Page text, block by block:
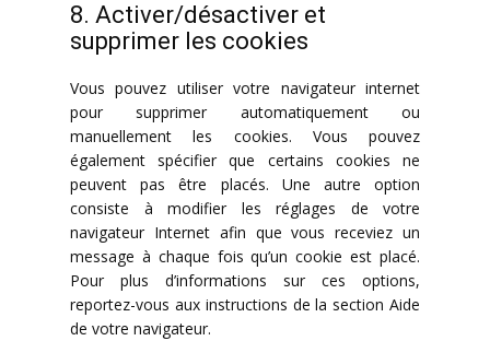
8. Activer/désactiver et
supprimer les cookies
Vous pouvez utiliser votre navigateur internet
pour supprimer automatiquement ou
manuellement les cookies. Vous pouvez
également spécifier que certains cookies ne
peuvent pas être placés. Une autre option
consiste à modifier les réglages de votre
navigateur Internet afin que vous receviez un
message à chaque fois qu’un cookie est placé.
Pour plus d’informations sur ces options,
reportez-vous aux instructions de la section Aide
de votre navigateur.